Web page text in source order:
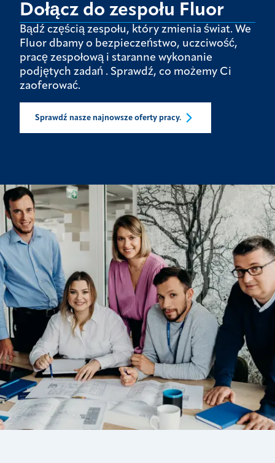
Dołącz do zespołu Fluor
Bądź częścią zespołu, który zmienia świat. We
Fluor dbamy o bezpieczeństwo, uczciwość,
pracę zespołową i staranne wykonanie
podjętych zadań . Sprawdź, co możemy Ci
zaoferować.
Sprawdź nasze najnowsze oferty pracy.